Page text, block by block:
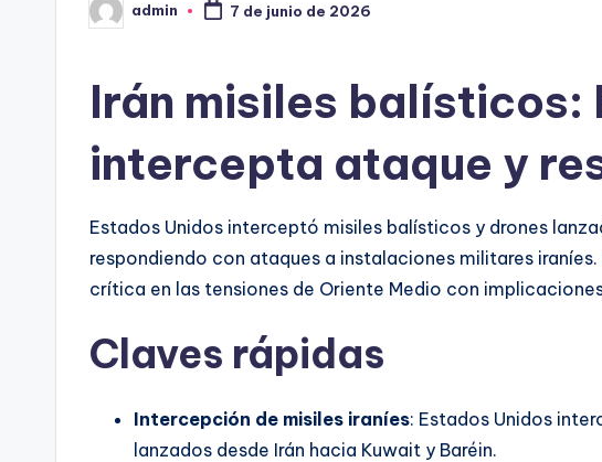
Publicado
por
admin 7 de junio de 2026
Irán misiles balísticos:
intercepta ataque y
Estados Unidos interceptó misiles balísticos y drones
respondiendo con ataques a instalaciones militares
crítica en las tensiones de Oriente Medio con
Claves rápidas
Intercepción de misiles iraníes: Estados Unidos
lanzados desde Irán hacia Kuwait y Baréin.